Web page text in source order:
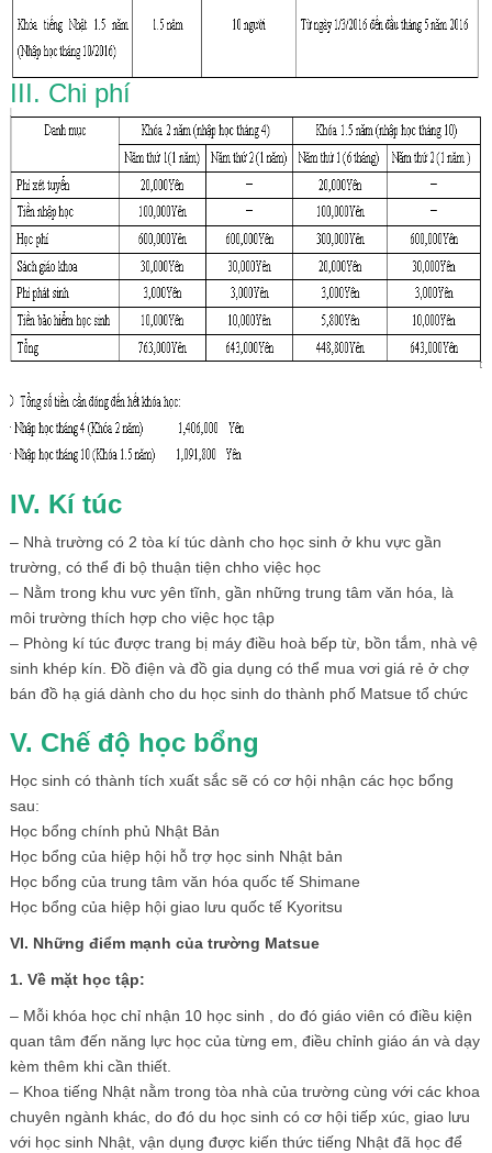
III. Chi phí
IV. Kí túc
– Nhà trường có 2 tòa kí túc dành cho học sinh ở khu vực gần
trường, có thể đi bộ thuận tiện chho việc học
– Nằm trong khu vưc yên tĩnh, gần những trung tâm văn hóa, là
môi trường thích hợp cho việc học tập
– Phòng kí túc được trang bị máy điều hoà bếp từ, bồn tắm, nhà vệ
sinh khép kín. Đồ điện và đồ gia dụng có thể mua vơi giá rẻ ở chợ
bán đồ hạ giá dành cho du học sinh do thành phố Matsue tổ chức
V. Chế độ học bổng
Học sinh có thành tích xuất sắc sẽ có cơ hội nhận các học bổng
sau:
Học bổng chính phủ Nhật Bản
Học bổng của hiệp hội hỗ trợ học sinh Nhật bản
Học bổng của trung tâm văn hóa quốc tế Shimane
Học bổng của hiệp hội giao lưu quốc tế Kyoritsu
VI. Những điểm mạnh của trường Matsue
1. Về mặt học tập:
– Mỗi khóa học chỉ nhận 10 học sinh , do đó giáo viên có điều kiện
quan tâm đến năng lực học của từng em, điều chỉnh giáo án và dạy
kèm thêm khi cần thiết.
– Khoa tiếng Nhật nằm trong tòa nhà của trường cùng với các khoa
chuyên ngành khác, do đó du học sinh có cơ hội tiếp xúc, giao lưu
với học sinh Nhật, vận dụng được kiến thức tiếng Nhật đã học để